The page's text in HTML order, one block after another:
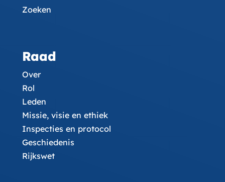
Zoeken
Raad
Over
Rol
Leden
Missie, visie en ethiek
Inspecties en protocol
Geschiedenis
Rijkswet